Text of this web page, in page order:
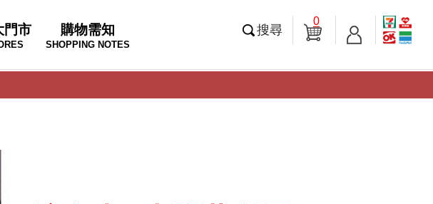
門市 購物需知
SHOPPING NOTES
搜尋
0